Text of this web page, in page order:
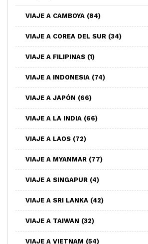
VIAJE A CAMBOYA (84)
VIAJE A COREA DEL SUR (34)
VIAJE A FILIPINAS (1)
VIAJE A INDONESIA (74)
VIAJE A JAPÓN (66)
VIAJE A LA INDIA (66)
VIAJE A LAOS (72)
VIAJE A MYANMAR (77)
VIAJE A SINGAPUR (4)
VIAJE A SRI LANKA (42)
VIAJE A TAIWAN (32)
VIAJE A VIETNAM (54)